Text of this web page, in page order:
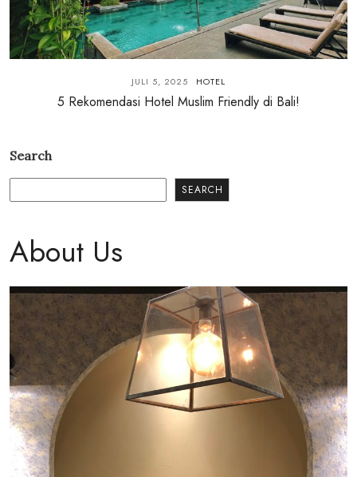
JULI 5, 2025 HOTEL
5 Rekomendasi Hotel Muslim Friendly di Bali!
Search
SEARCH
About Us